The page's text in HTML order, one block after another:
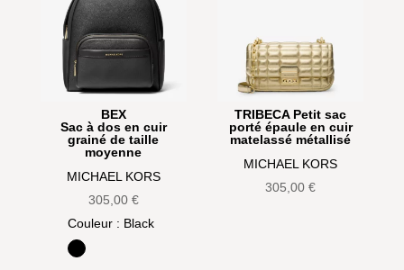
BEX
Sac à dos en cuir
grainé de taille
moyenne
MICHAEL KORS
305,00 €
Couleur : Black
Black
TRIBECA Petit sac
porté épaule en cuir
matelassé métallisé
MICHAEL KORS
305,00€